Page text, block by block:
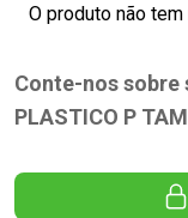
O produto não
Conte-nos sobre
PLASTICO P